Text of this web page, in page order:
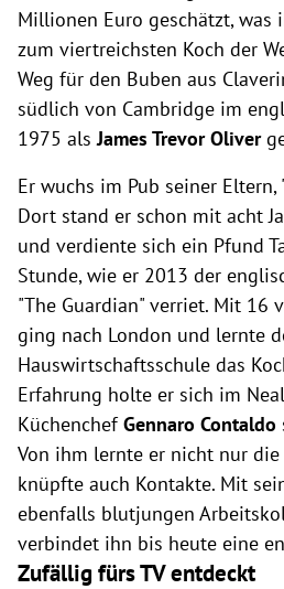
Millionen Euro geschätzt, was
zum viertreichsten Koch der
Weg für den Buben aus
südlich von Cambridge im
1975 alsJames Trevor Oliver
Er wuchs im Pub seiner Eltern,
Dort stand er schon mit acht
und verdiente sich ein Pfund
Stunde, wie er 2013 der
"The Guardian" verriet. Mit 16
ging nach London und lernte
Hauswirtschaftsschule das
Erfahrung holte er sich im
KüchenchefGennaro Contaldo
Von ihm lernte er nicht nur
knüpfte auch Kontakte. Mit
ebenfalls blutjungen
verbindet ihn bis heute eine
Zufällig fürs TV entdeckt